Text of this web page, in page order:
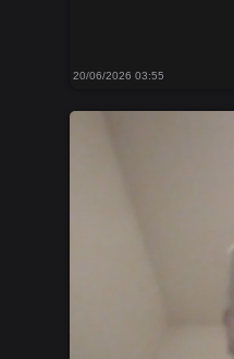
20/06/2026 03:55